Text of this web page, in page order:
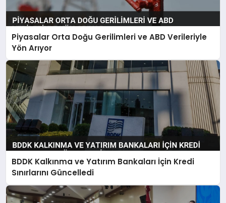
Piyasalar Orta Doğu Gerilimleri ve ABD Verileriyle
Yön Arıyor
BDDK Kalkınma ve Yatırım Bankaları İçin Kredi
Sınırlarını Güncelledi